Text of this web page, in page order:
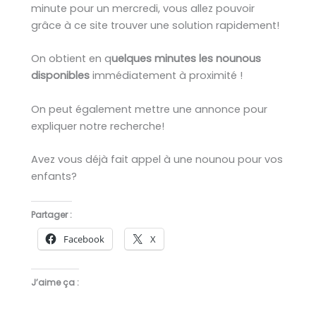
minute pour un mercredi, vous allez pouvoir
grâce à ce site trouver une solution rapidement!
On obtient en quelques minutes les nounous
disponibles immédiatement à proximité !
On peut également mettre une annonce pour
expliquer notre recherche!
Avez vous déjà fait appel à une nounou pour vos
enfants?
Partager :
Facebook X
J’aime ça :